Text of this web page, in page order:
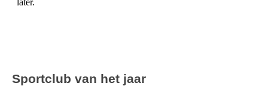
Sportclub van het jaar